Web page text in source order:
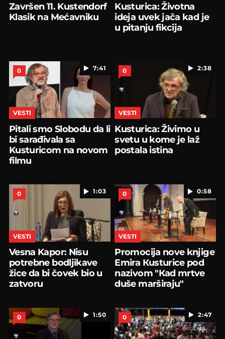
Završen 11. Kustendorf
Klasik na Mećavniku
Kusturica: Životna
ideja uvek jača kad je
u pitanju fikcija
7:41
0
VESTI
Pitali smo Slobodu da li
bi sarađivala sa
Kusturicom na novom
filmu
2:38
0
VESTI
Kusturica: Živimo u
svetu u kome je laž
postala istina
1:03
0
VESTI
Vesna Kapor: Nisu
potrebne bodljikave
žice da bi čovek bio u
zatvoru
0:58
0
VESTI
Promocija nove knjige
Emira Кusturice pod
nazivom "Кad mrtve
duše marširaju"
1:50
0 2:47
0